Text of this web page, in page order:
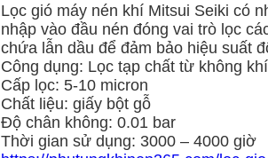
Lọc gió máy nén khí Mitsui Seiki có
nhập vào đầu nén đóng vai trò lọc
chứa lẫn dầu để đảm bảo hiệu suất
Công dụng: Lọc tạp chất từ không
Cấp lọc: 5-10 micron
Chất liệu: giấy bột gỗ
Độ chân không: 0.01 bar
Thời gian sử dụng: 3000 – 4000 giờ